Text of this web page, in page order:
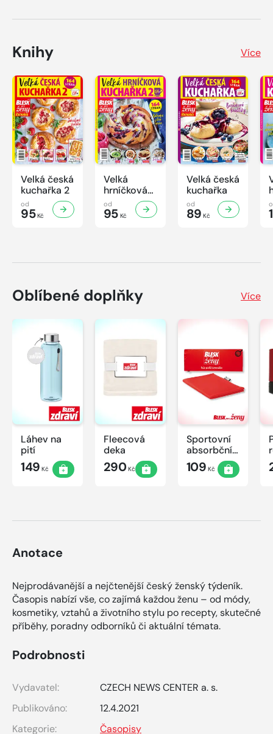
Knihy Více
Velká česká
kuchařka 2
od
95Kč
Velká
hrníčková
kuchařka II
od
95Kč
Velká česká
kuchařka
od
89 Kč
Oblíbené doplňky Více
Láhev na
pití
149 Kč
Fleecová
deka
290Kč
Sportovní
absorbční
ručník
109 Kč
Anotace
Nejprodávanější a nejčtenější český ženský týdeník.
Časopis nabízí vše, co zajímá každou ženu – od módy,
kosmetiky, vztahů a životního stylu po recepty, skutečné
příběhy, poradny odborníků či aktuální témata.
Podrobnosti
Vydavatel:
CZECH NEWS CENTER a. s.
Publikováno:
12.4.2021
Kategorie:
Časopisy